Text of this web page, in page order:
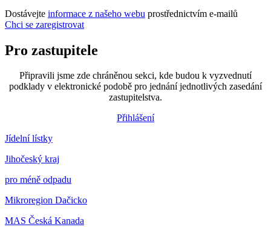
Dostávejte informace z našeho webu prostřednictvím e-mailů
Chci se zaregistrovat
Pro zastupitele
Připravili jsme zde chráněnou sekci, kde budou k vyzvednutí
podklady v elektronické podobě pro jednání jednotlivých zasedání
zastupitelstva.
Přihlášení
Jídelní lístky
Jihočeský kraj
pro méně odpadu
Mikroregion Dačicko
MAS Česká Kanada